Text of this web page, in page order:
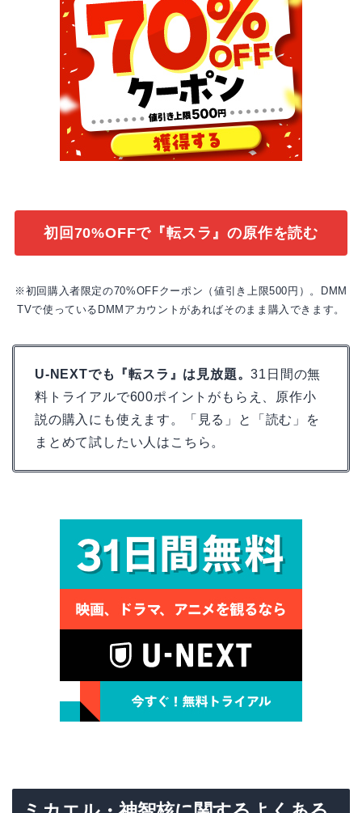
初回70%OFFで『転スラ』の原作を読む
※初回購入者限定の70%OFFクーポン（値引き上限500円）。DMM
TVで使っているDMMアカウントがあればそのまま購入できます。
U-NEXTでも『転スラ』は見放題。31日間の無
料トライアルで600ポイントがもらえ、原作小
説の購入にも使えます。「見る」と「読む」を
まとめて試したい人はこちら。